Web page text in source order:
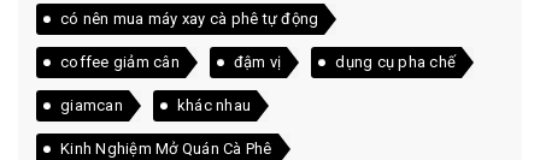
có nên mua máy xay cà phê tự động
coffee giảm cân đậm vị dụng cụ pha chế
giamcan khác nhau
Kinh Nghiệm Mở Quán Cà Phê